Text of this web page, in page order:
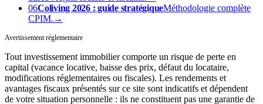
06Coliving 2026 : guide stratégiqueMéthodologie complète
CPIM. →
Avertissement réglementaire
Tout investissement immobilier comporte un risque de perte en
capital (vacance locative, baisse des prix, défaut du locataire,
modifications réglementaires ou fiscales). Les rendements et
avantages fiscaux présentés sur ce site sont indicatifs et dépendent
de votre situation personnelle : ils ne constituent pas une garantie de